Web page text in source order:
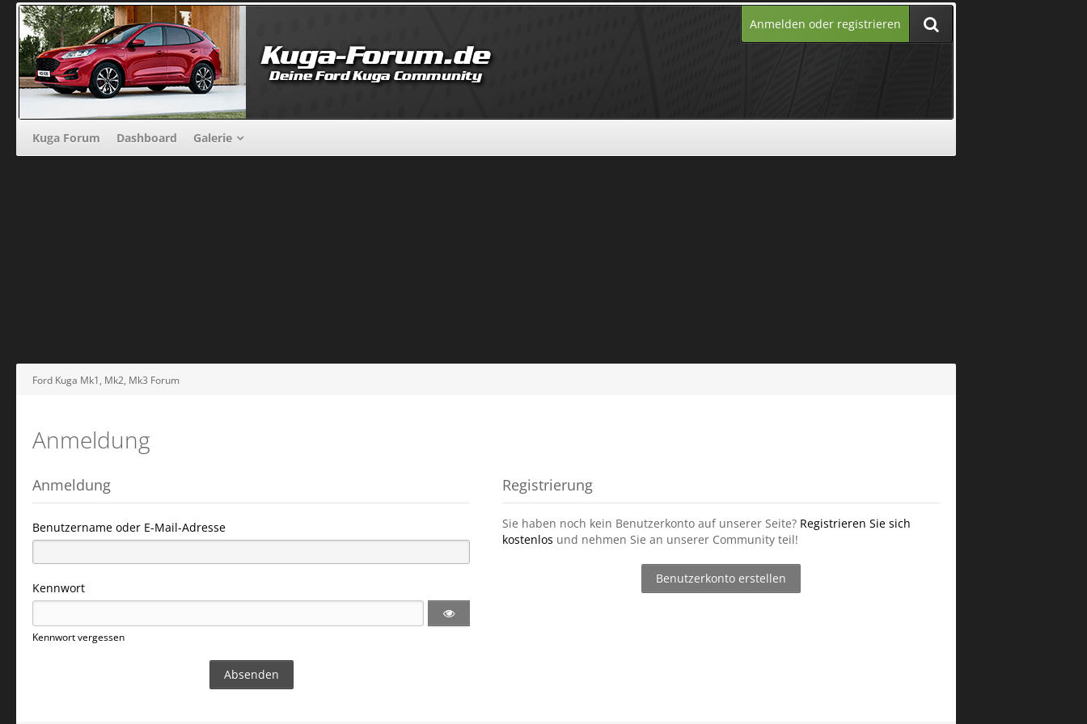
Anmelden oder registrieren
Kuga Forum Dashboard Galerie
Ford Kuga Mk1, Mk2, Mk3 Forum
Anmeldung
Anmeldung
Benutzername oder E-Mail-Adresse
Kennwort
Kennwort vergessen
Registrierung
Sie haben noch kein Benutzerkonto auf unserer Seite? Registrieren Sie sich
kostenlos und nehmen Sie an unserer Community teil!
Benutzerkonto erstellen